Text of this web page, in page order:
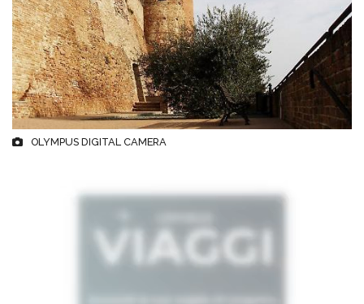
OLYMPUS DIGITAL CAMERA